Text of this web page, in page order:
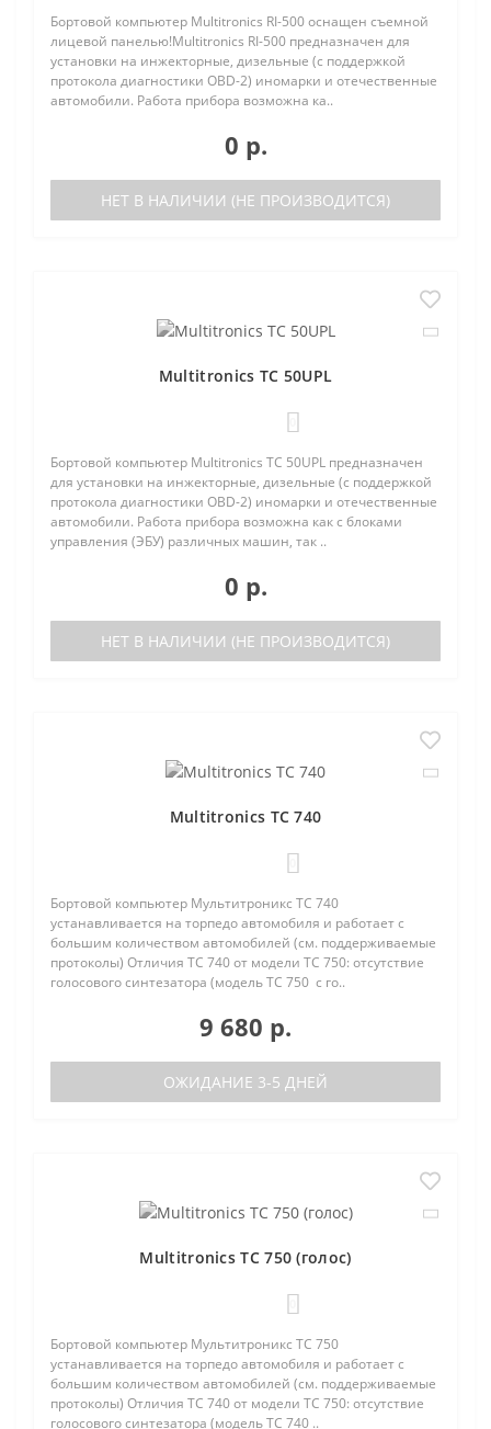
Бортовой компьютер Multitronics RI-500 оснащен съемной
лицевой панелью!Multitronics RI-500 предназначен для
установки на инжекторные, дизельные (с поддержкой
протокола диагностики OBD-2) иномарки и отечественные
автомобили. Работа прибора возможна ка..
0 р.
НЕТ В НАЛИЧИИ (НЕ ПРОИЗВОДИТСЯ)
Multitronics TC 50UPL
Бортовой компьютер Multitronics TC 50UPL предназначен
для установки на инжекторные, дизельные (с поддержкой
протокола диагностики OBD-2) иномарки и отечественные
автомобили. Работа прибора возможна как с блоками
управления (ЭБУ) различных машин, так ..
0 р.
НЕТ В НАЛИЧИИ (НЕ ПРОИЗВОДИТСЯ)
Multitronics TC 740
Бортовой компьютер Мультитроникс TC 740
устанавливается на торпедо автомобиля и работает с
большим количеством автомобилей (см. поддерживаемые
протоколы) Отличия TC 740 от модели TC 750: отсутствие
голосового синтезатора (модель TC 750 с го..
9 680 р.
ОЖИДАНИЕ 3-5 ДНЕЙ
Multitronics TC 750 (голос)
Бортовой компьютер Мультитроникс TC 750
устанавливается на торпедо автомобиля и работает с
большим количеством автомобилей (см. поддерживаемые
протоколы) Отличия TC 740 от модели TC 750: отсутствие
голосового синтезатора (модель TC 740 ..